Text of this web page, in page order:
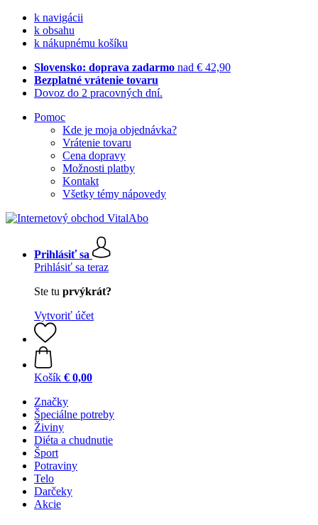
k navigácii
k obsahu
k nákupnému košíku
Slovensko: doprava zadarmo nad € 42,90
Bezplatné vrátenie tovaru
Dovoz do 2 pracovných dní.
Pomoc
Kde je moja objednávka?
Vrátenie tovaru
Cena dopravy
Možnosti platby
Kontakt
Všetky témy nápovedy
Prihlásiť sa
Prihlásiť sa teraz
Ste tu prvýkrát?
Vytvoriť účet
Košík € 0,00
Značky
Špeciálne potreby
Živiny
Diéta a chudnutie
Šport
Potraviny
Telo
Darčeky
Akcie